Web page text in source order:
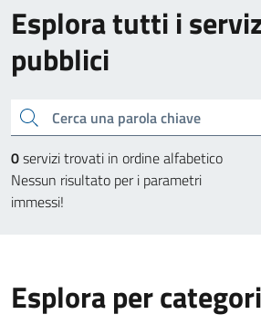
Esplora tutti i
pubblici
Cerca una parola chiave
0servizi trovati in ordine alfabetico
Nessun risultato per i parametri
immessi!
Esplora per